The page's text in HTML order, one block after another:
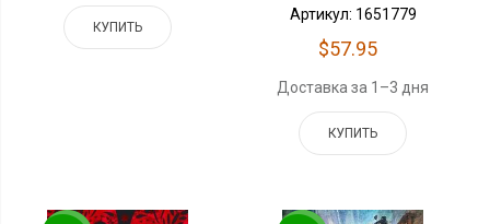
КУПИТЬ
Артикул: 1651779
$57.95
Доставка за 1–3 дня
КУПИТЬ